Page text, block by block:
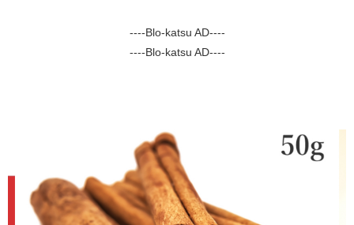
----Blo-katsu AD----
----Blo-katsu AD----